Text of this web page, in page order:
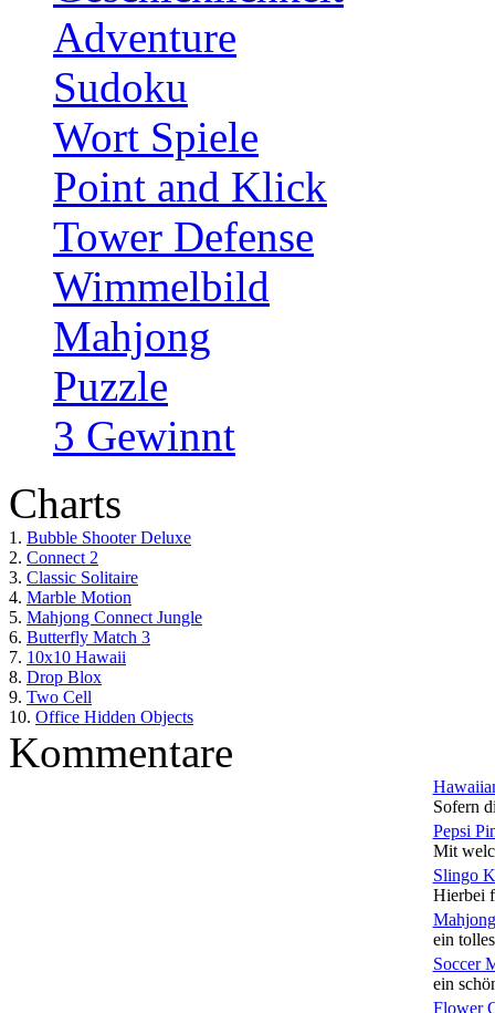
Adventure
Sudoku
Wort Spiele
Point and Klick
Tower Defense
Wimmelbild
Mahjong
Puzzle
3 Gewinnt
Charts
1. Bubble Shooter Deluxe
2. Connect 2
3. Classic Solitaire
4. Marble Motion
5. Mahjong Connect Jungle
6. Butterfly Match 3
7. 10x10 Hawaii
8. Drop Blox
9. Two Cell
10. Office Hidden Objects
Kommentare
Sofern
Pepsi
Mit
Slingo
Hierbei
ein
Soccer
ein
Flower